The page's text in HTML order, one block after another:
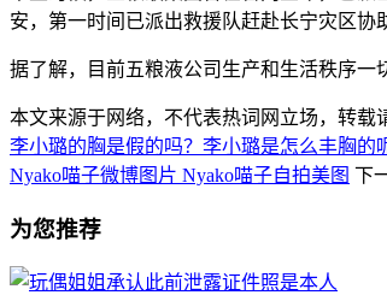
安，第一时间已派出救援队赶赴长宁灾区协
据了解，目前五粮液公司生产和生活秩序一
本文来源于网络，不代表热词网立场，转载
李小璐的胸是假的吗？李小璐是怎么丰胸的
Nyako喵子微博图片 Nyako喵子自拍美图 下
为您推荐